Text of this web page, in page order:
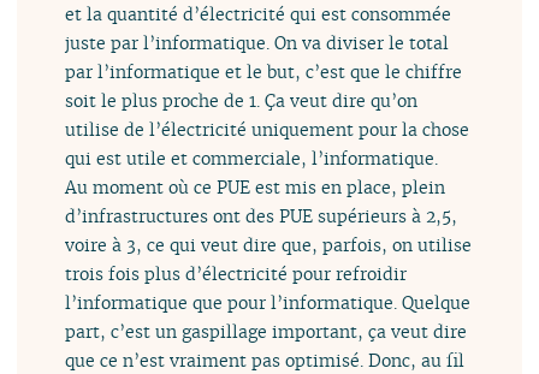
et la quantité d’électricité qui est consommée
juste par l’informatique. On va diviser le total
par l’informatique et le but, c’est que le chiffre
soit le plus proche de 1. Ça veut dire qu’on
utilise de l’électricité uniquement pour la chose
qui est utile et commerciale, l’informatique.
Au moment où ce PUE est mis en place, plein
d’infrastructures ont des PUE supérieurs à 2,5,
voire à 3, ce qui veut dire que, parfois, on utilise
trois fois plus d’électricité pour refroidir
l’informatique que pour l’informatique. Quelque
part, c’est un gaspillage important, ça veut dire
que ce n’est vraiment pas optimisé. Donc, au fil